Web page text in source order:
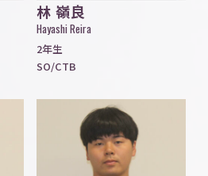
林 嶺良
Hayashi Reira
2年生
SO/CTB